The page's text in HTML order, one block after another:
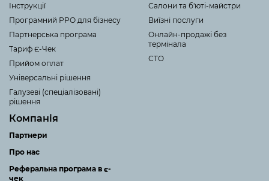
роботи.
Нашими рішеннями вже користуються транспортні
компанії, оператори вендингу, логістичні та
торговельні мережі, маркетплейси, комунальні
підприємства й інші компанії, яким потрібна
автоматизація нестандартних бізнес-процесів.
Інструкції
Програмний РРО для бізнесу
Партнерська програма
Тариф Є-Чек
Прийом оплат
Універсальні рішення
Галузеві (спеціалізовані)
рішення
Салони та б'юті-майстри
Виїзні послуги
Онлайн-продажі без
термінала
СТО
Компанія
Партнери
Про нас
Реферальна програма в є-
чек